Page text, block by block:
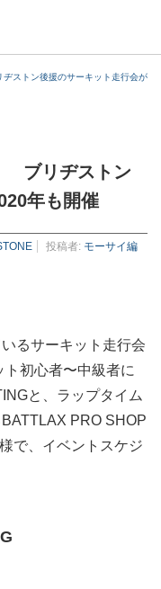
ストン後援のサーキット走行会が
ブリヂストン
年も開催
投稿者: モーサイ編
るサーキット走行会
初心者〜中級者に
と、ラップタイム
PRO SHOP
で、イベントスケジ